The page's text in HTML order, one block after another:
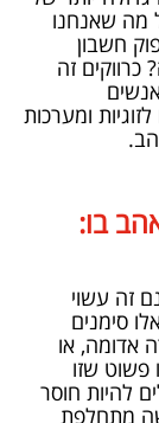
מה שאנחנו
חשבון
למסיבה? כרווקים זה
ומערכות
בו:
זה עשוי
סימנים
אדומה, או
פשוט שזו
להיות חוסר
מתחלפת